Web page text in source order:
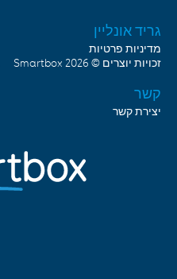
גריד אונליין
מדיניות פרטיות
זכויות יוצרים © 2026
Smartbox
קשר
יצירת קשר